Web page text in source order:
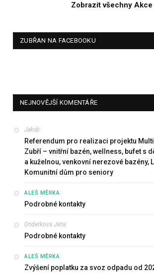
Zobrazit všechny Akce
ZUBŘAN NA FACEBOOKU
NEJNOVĚJŠÍ KOMENTÁŘE
Jakub:
Referendum pro realizaci projektu
Zubří – vnitřní bazén, wellness, bufet s
a kuželnou, venkovní nerezové bazény,
Komunitní dům pro seniory
ALEŠ MĚRKA:
Podrobné kontakty
Onderkova Jana:
Podrobné kontakty
ALEŠ MĚRKA:
Zvýšení poplatku za svoz odpadu od